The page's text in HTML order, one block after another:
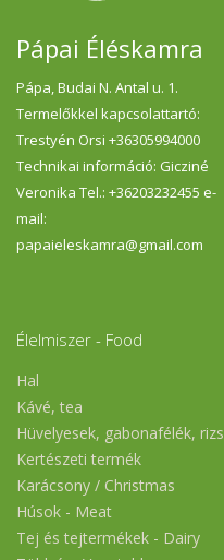
Pápai Éléskamra
Pápa, Budai N. Antal u. 1.
Termelőkkel kapcsolattartó:
Trestyén Orsi +36305994000
Technikai információ: Gicziné
Veronika Tel.: +36203232455 e-
mail:
papaieleskamra@gmail.com
Élelmiszer - Food
Hal
Kávé, tea
Hüvelyesek, gabonafélék, rizs
Kertészeti termék
Karácsony / Christmas
Húsok - Meat
Tej és tejtermékek - Dairy